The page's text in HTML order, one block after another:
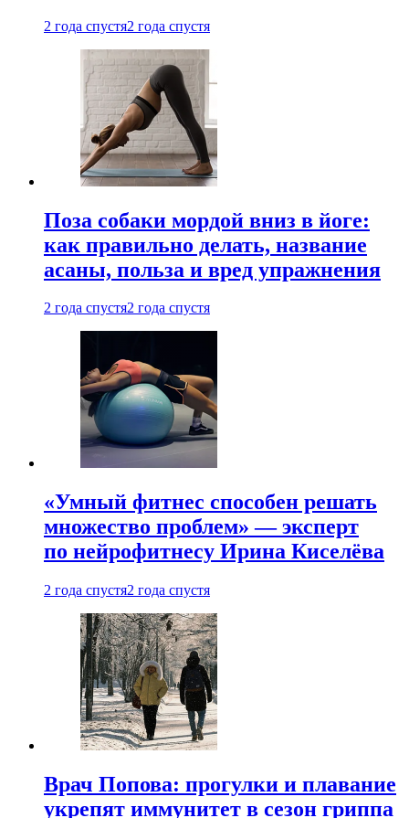
2 года спустя2 года спустя
Поза собаки мордой вниз в йоге:
как правильно делать, название
асаны, польза и вред упражнения
2 года спустя2 года спустя
«Умный фитнес способен решать
множество проблем» — эксперт
по нейрофитнесу Ирина Киселёва
2 года спустя2 года спустя
Врач Попова: прогулки и плавание
укрепят иммунитет в сезон гриппа